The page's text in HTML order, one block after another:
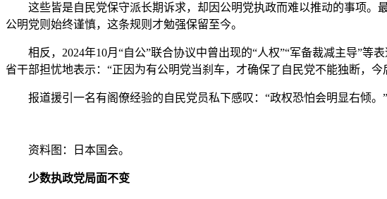
这些皆是自民党保守派长期诉求，却因公明党执政而难以推动的事项。最
公明党则始终谨慎，这条规则才勉强保留至今。
相反，2024年10月“自公”联合协议中曾出现的“人权”“军备裁减主导”等
省干部担忧地表示：“正因为有公明党当刹车，才确保了自民党不能独断，
报道援引一名有阁僚经验的自民党员私下感叹：“政权恐怕会明显右倾。”
资料图：日本国会。
少数执政党局面不变